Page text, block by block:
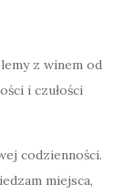
z winem od
i czułości
codzienności.
miejsca,